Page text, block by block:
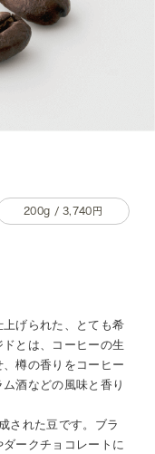
200g / 3,740円
げられた、とても希
とは、コーヒーの生
樽の香りをコーヒー
酒などの風味と香り
された豆です。ブラ
ークチョコレートに